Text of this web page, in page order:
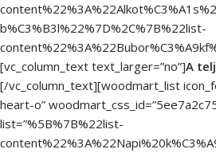
b%C3%B3l%22%7D%2C%7B%22list-
[vc_column_text text_larger=”no”]A
[/vc_column_text][woodmart_list
heart-o”
list=”%5B%7B%22list-